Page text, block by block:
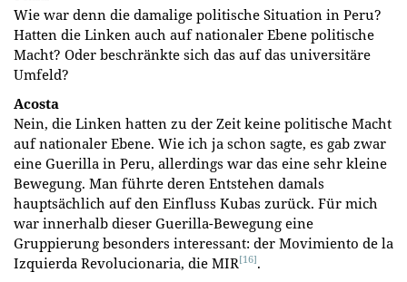
Wie war denn die damalige politische Situation in Peru?
Hatten die Linken auch auf nationaler Ebene politische
Macht? Oder beschränkte sich das auf das universitäre
Umfeld?
Acosta
Nein, die Linken hatten zu der Zeit keine politische Macht
auf nationaler Ebene. Wie ich ja schon sagte, es gab zwar
eine Guerilla in Peru, allerdings war das eine sehr kleine
Bewegung. Man führte deren Entstehen damals
hauptsächlich auf den Einfluss Kubas zurück. Für mich
war innerhalb dieser Guerilla-Bewegung eine
Gruppierung besonders interessant: der Movimiento de la
Izquierda Revolucionaria, die MIR[16].